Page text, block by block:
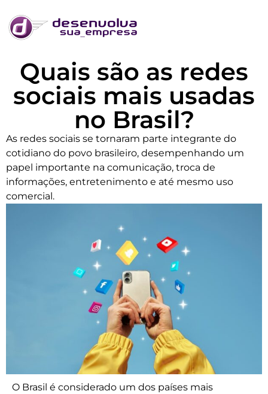
Quais são as redes
sociais mais usadas
no Brasil?
As redes sociais se tornaram parte integrante do
cotidiano do povo brasileiro, desempenhando um
papel importante na comunicação, troca de
informações, entretenimento e até mesmo uso
comercial.
O Brasil é considerado um dos países mais